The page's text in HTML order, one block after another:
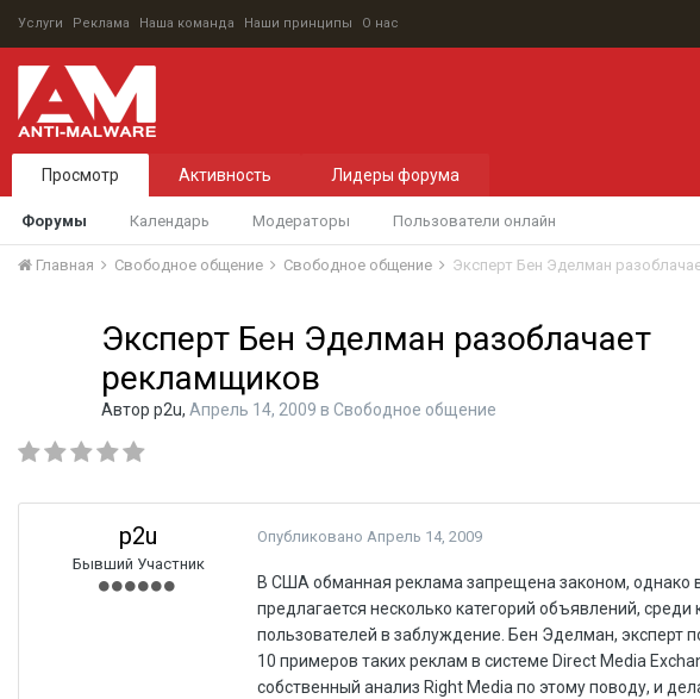
Услуги Реклама Наша команда Наши принципы О нас
Просмотр
Форумы Календарь Модераторы Пользователи онлайн
Активность Лидеры форума
Главная Свободное общение Свободное общение Эксперт Бен Эделман
Эксперт Бен Эделман разоблачает
рекламщиков
Автор p2u, Апрель 14, 2009 в Свободное общение
p2u
Бывший Участник
Опубликовано Апрель 14, 2009
В США обманная реклама запрещена законом, однако
предлагается несколько категорий объявлений,
пользователей в заблуждение. Бен Эделман, эксперт
10 примеров таких реклам в системе Direct Media
собственный анализ Right Media по этому поводу, и